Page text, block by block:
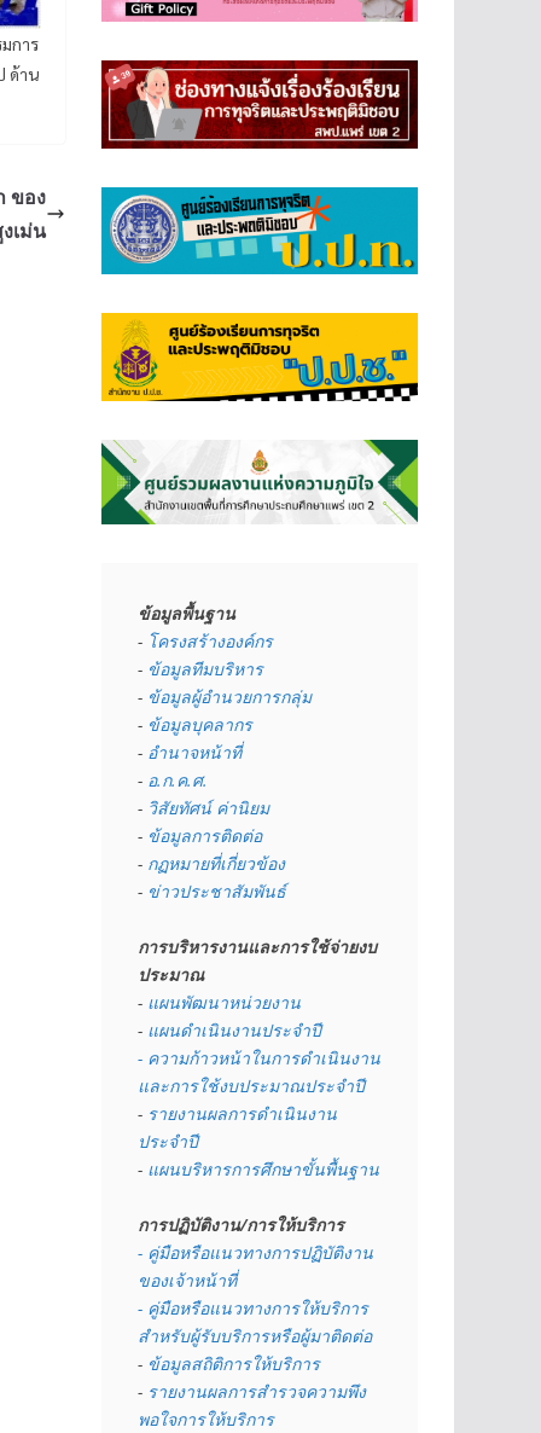
การ
ด้าน
ของ
เม่น
ข้อมูลพื้นฐาน
- โครงสร้างองค์กร
- ข้อมูลทีมบริหาร
- ข้อมูลผู้อำนวยการกลุ่ม
- ข้อมูลบุคลากร
- อำนาจหน้าที่
- อ.ก.ค.ศ.
- วิสัยทัศน์ ค่านิยม
- ข้อมูลการติดต่อ
- กฏหมายที่เกี่ยวข้อง
- ข่าวประชาสัมพันธ์
การบริหารงานและการใช้จ่ายงบ
ประมาณ
- แผนพัฒนาหน่วยงาน
- แผนดำเนินงานประจำปี
- ความก้าวหน้าในการดำเนินงาน
และการใช้งบประมาณประจำปี
- รายงานผลการดำเนินงาน
ประจำปี
- แผนบริหารการศึกษาขั้นพื้นฐาน
การปฏิบัติงาน/การให้บริการ
- คู่มือหรือแนวทางการปฏิบัติงาน
ของเจ้าหน้าที่
- คู่มือหรือแนวทางการให้บริการ
สำหรับผู้รับบริการหรือผู้มาติดต่อ
- ข้อมูลสถิติการให้บริการ
- รายงานผลการสำรวจความพึง
พอใจการให้บริการ